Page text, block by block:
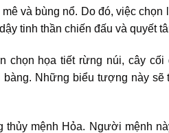
và bùng nổ. Do đó, việc
tinh thần chiến đấu và quyết
chọn họa tiết rừng núi, cây
Những biểu tượng này sẽ
thủy mệnh Hỏa. Người mệnh